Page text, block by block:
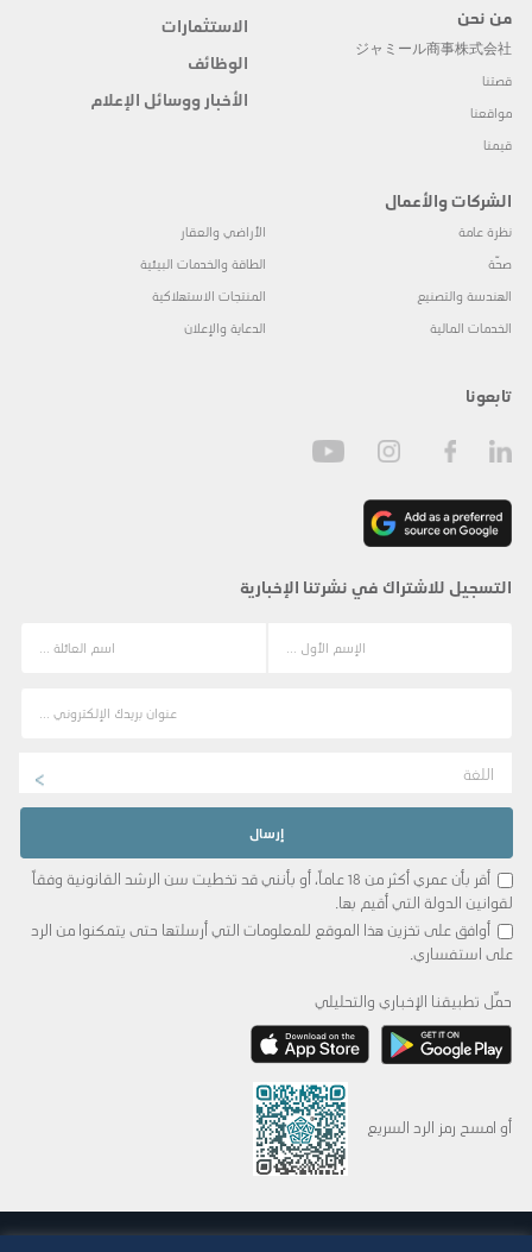
من نحن
ジャミール商事株式会社
قصتنا
مواقعنا
قيمنا
الاستثمارات
الوظائف
الأخبار ووسائل الإعلام
الشركات والأعمال
نظرة عامة
صحّة
الهندسة والتصنيع
الخدمات المالية
الأراضي والعقار
الطاقة والخدمات البيئية
المنتجات الاستهلاكية
الدعاية والإعلان
تابعونا
التسجيل للاشتراك في نشرتنا الإخبارية
اللغة
أقر بأن عمري أكثر من 18 عاماً، أو بأنني قد تخطيت سن الرشد القانونية وفقاً
لقوانين الدولة التي أقيم بها.
أوافق على تخزين هذا الموقع للمعلومات التي أرسلتها حتى يتمكنوا من الرد
على استفساري.
حمِّل تطبيقنا الإخباري والتحليلي
أو امسح رمز الرد السريع